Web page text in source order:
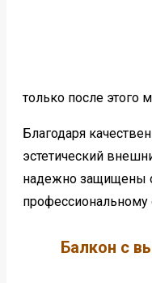
только после этого
Благодаря
эстетический
надежно защищены
Балкон с